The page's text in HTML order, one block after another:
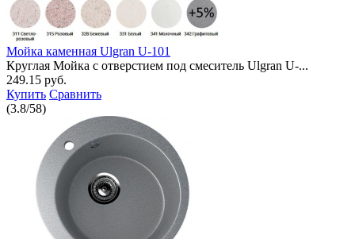
Мойка каменная Ulgran U-101
Круглая Мойка с отверстием под смеситель Ulgran U-...
249.15 руб.
Купить Сравнить
(3.8/58)